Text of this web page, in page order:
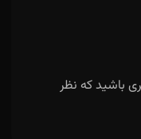
باشید که نظر